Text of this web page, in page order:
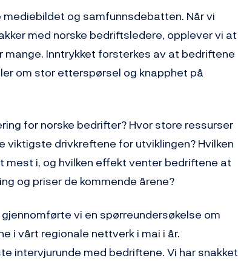
og samfunnsdebatten. Når vi
med norske bedriftsledere, opplever vi at
Inntrykket forsterkes av at bedriftene
om stor etterspørsel og knapphet på
for norske bedrifter? Hvor store ressurser
viktigste drivkreftene for utviklingen? Hvilken
i, og hvilken effekt venter bedriftene at
og priser de kommende årene?
vi en spørreundersøkelse om
i vårt regionale nettverk i mai i år.
intervjurunde med bedriftene. Vi har snakket